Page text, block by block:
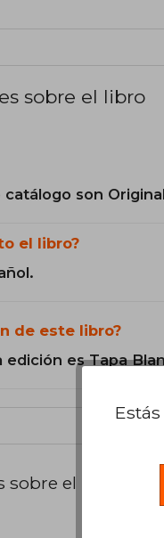
sobre el libro
son
el libro?
de este libro?
es Tapa
el libro